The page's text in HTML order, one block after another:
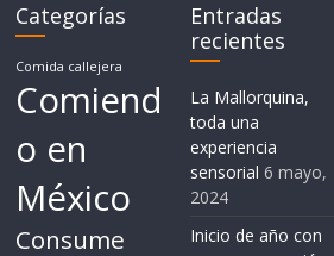
Categorías
Comida callejera
Comiend
o en
México
Consume
Entradas
recientes
La Mallorquina,
toda una
experiencia
sensorial 6 mayo,
2024
Inicio de año con